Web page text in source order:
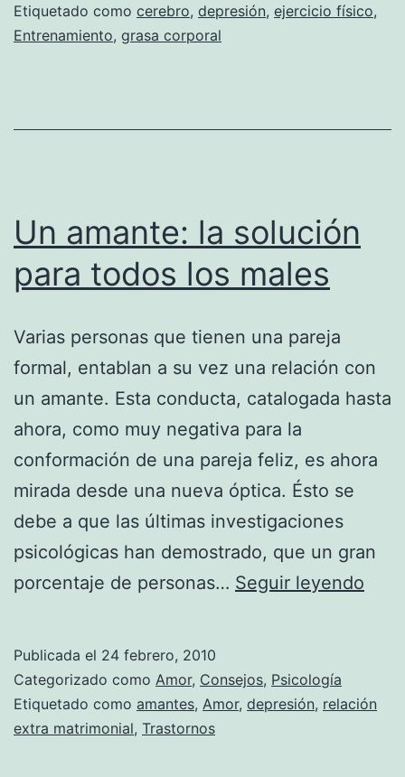
tu
Etiquetado como cerebro, depresión, ejercicio físico,
Entrenamiento, grasa corporal
Un amante: la solución
para todos los males
Varias personas que tienen una pareja
formal, entablan a su vez una relación con
un amante. Esta conducta, catalogada hasta
ahora, como muy negativa para la
conformación de una pareja feliz, es ahora
mirada desde una nueva óptica. Ésto se
debe a que las últimas investigaciones
psicológicas han demostrado, que un gran
porcentaje de personas… Seguir leyendo
para
Publicada el 24 febrero, 2010
Categorizado como Amor, Consejos, Psicología
Etiquetado como amantes, Amor, depresión, relación
extra matrimonial, Trastornos